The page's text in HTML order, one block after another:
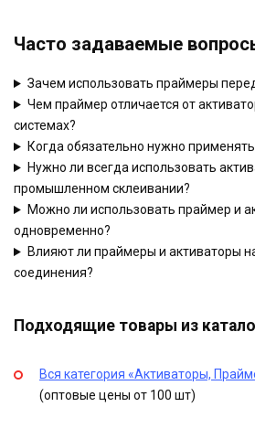
Часто задаваемые
Зачем использовать праймеры
Чем праймер отличается от
системах?
Когда обязательно нужно
Нужно ли всегда использовать
промышленном склеивании?
Можно ли использовать праймер и
одновременно?
Влияют ли праймеры и активаторы
соединения?
Подходящие товары из
Вся категория «Активаторы,
(оптовые цены от 100 шт)